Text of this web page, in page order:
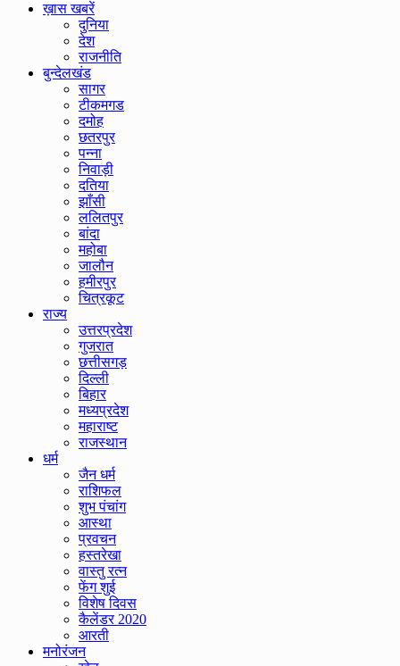
ख़ास खबरें
दुनिया
देश
राजनीति
बुन्देलखंड
सागर
टीकमगड
दमोह
छतरपुर
पन्ना
निवाड़ी
दतिया
झाँसी
ललितपुर
बांदा
महोबा
जालौन
हमीरपुर
चित्रकूट
राज्य
उत्तरप्रदेश
गुजरात
छत्तीसगड़
दिल्ली
बिहार
मध्यप्रदेश
महाराष्ट
राजस्थान
धर्म
जैन धर्म
राशिफल
शुभ पंचांग
आस्था
प्रवचन
हस्तरेखा
वास्तु रत्न
फेंग शुई
विशेष दिवस
कैलेंडर 2020
आरती
मनोरंजन